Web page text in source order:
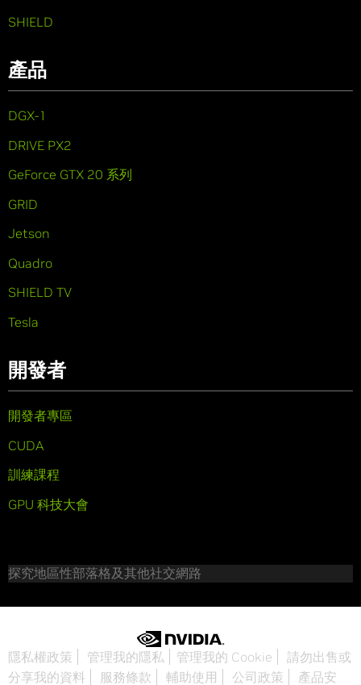
SHIELD
產品
DGX-1
DRIVE PX2
GeForce GTX 20 系列
GRID
Jetson
Quadro
SHIELD TV
Tesla
開發者
開發者專區
CUDA
訓練課程
GPU 科技大會
探究地區性部落格及其他社交網路
隱私權政策 管理我的隱私 管理我的 Cookie
請勿出售或
分享我的資料
服務條款 輔助使用 公司政策 產品安